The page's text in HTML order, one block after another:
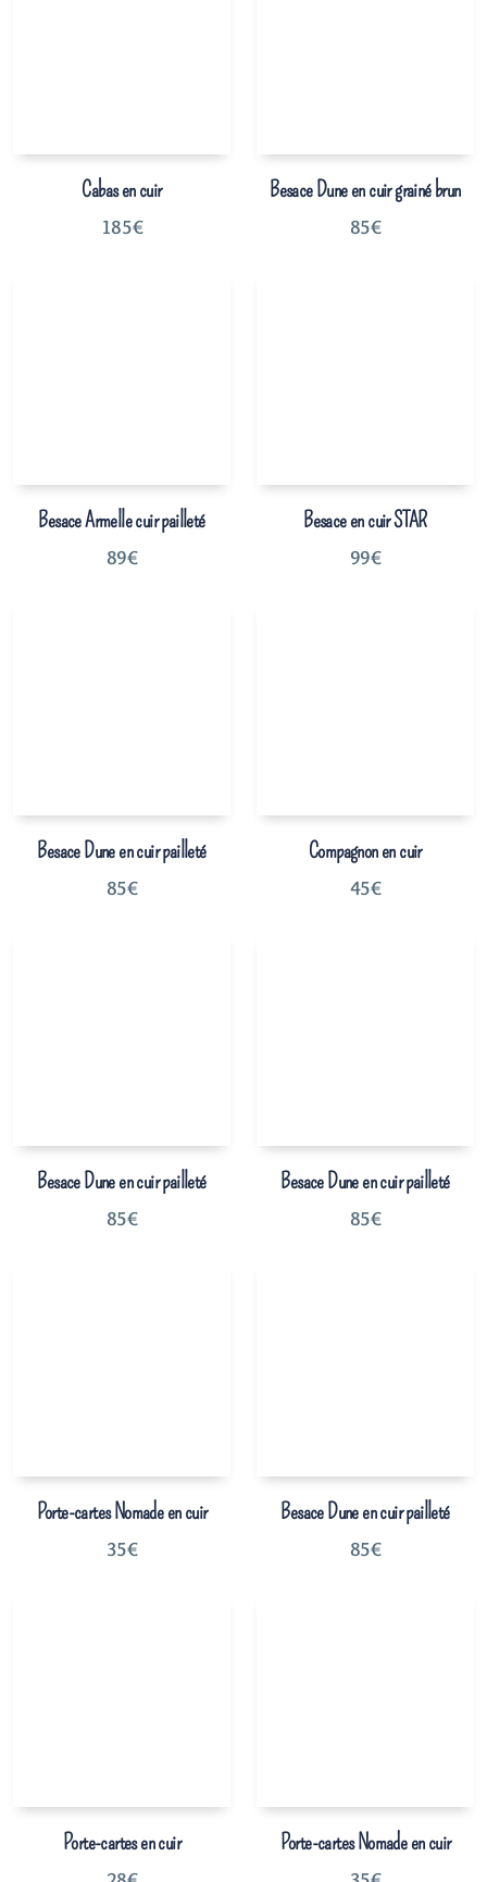
Cabas en cuir
185€
Besace Dune en cuir grainé brun
85€
Besace Armelle cuir pailleté
89€
Besace en cuir STAR
99€
Besace Dune en cuir pailleté
85€
Compagnon en cuir
45€
Besace Dune en cuir pailleté
85€
Besace Dune en cuir pailleté
85€
Porte-cartes Nomade en cuir
35€
Besace Dune en cuir pailleté
85€
Porte-cartes en cuir Porte-cartes Nomade en cuir